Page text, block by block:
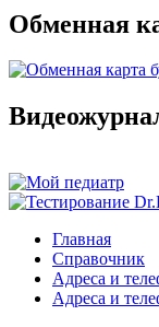
Обменная
Главная
Справочник
Адреса и
Адреса и